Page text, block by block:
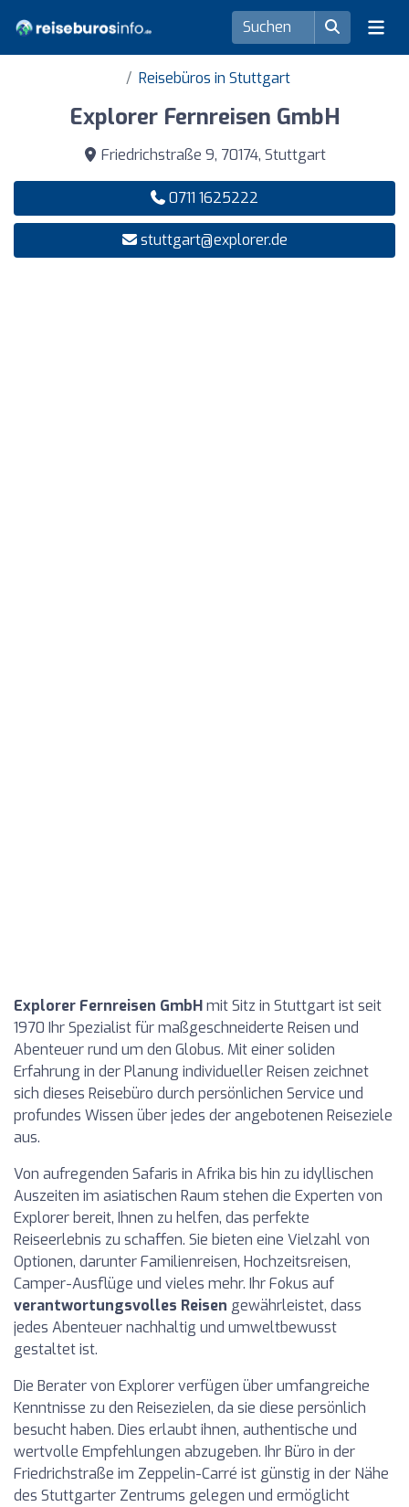
Reisebüros in Stuttgart
Explorer Fernreisen GmbH
Friedrichstraße 9, 70174, Stuttgart
0711 1625222
stuttgart@explorer.de
Explorer Fernreisen GmbHmit Sitz in Stuttgart ist seit
1970 Ihr Spezialist für maßgeschneiderte Reisen und
Abenteuer rund um den Globus. Mit einer soliden
Erfahrung in der Planung individueller Reisen zeichnet
sich dieses Reisebüro durch persönlichen Service und
profundes Wissen über jedes der angebotenen Reiseziele
aus.
Von aufregenden Safaris in Afrika bis hin zu idyllischen
Auszeiten im asiatischen Raum stehen die Experten von
Explorer bereit, Ihnen zu helfen, das perfekte
Reiseerlebnis zu schaffen. Sie bieten eine Vielzahl von
Optionen, darunter Familienreisen, Hochzeitsreisen,
Camper-Ausflüge und vieles mehr. Ihr Fokus auf
verantwortungsvolles Reisen gewährleistet, dass
jedes Abenteuer nachhaltig und umweltbewusst
gestaltet ist.
Die Berater von Explorer verfügen über umfangreiche
Kenntnisse zu den Reisezielen, da sie diese persönlich
besucht haben. Dies erlaubt ihnen, authentische und
wertvolle Empfehlungen abzugeben. Ihr Büro in der
Friedrichstraße im Zeppelin-Carré ist günstig in der Nähe
des Stuttgarter Zentrums gelegen und ermöglicht